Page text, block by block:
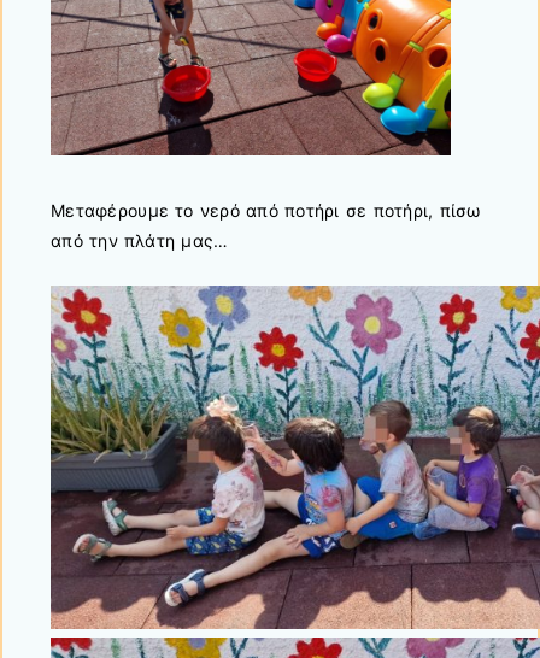
Μεταφέρουμε το νερό από ποτήρι σε ποτήρι, πίσω
από την πλάτη μας…